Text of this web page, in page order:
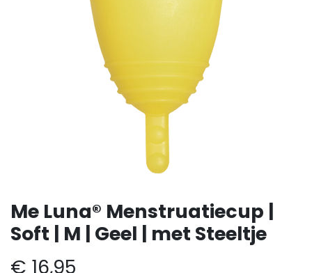
Me Luna® Menstruatiecup |
Soft | M | Geel | met Steeltje
€ 16,95